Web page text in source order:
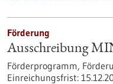
Förderung
Ausschreibung
Förderprogramm,
Einreichungsfrist: